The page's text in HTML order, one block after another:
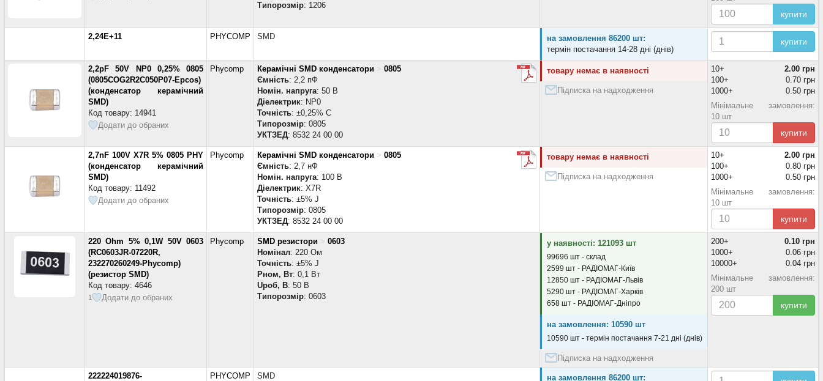
Типорозмір: 1206
купити
2,24E+11 PHYCOMP SMD
на замовлення 86200 шт:
термін постачання 14-28 дні (днів)
купити
2,2pF 50V NP0 0,25% 0805
(0805COG2R2C050P07-Epcos)
(конденсатор керамічний
SMD)
Код товару: 14941
Додати до обраних
Phycomp Керамічні SMD конденсатори > 0805
Ємність: 2,2 пФ
Номін. напруга: 50 В
Діелектрик: NP0
Точність: ±0,25% C
Типорозмір: 0805
УКТЗЕД: 8532 24 00 00
товару немає в наявності
Підписка на надходження
10+
2.00 грн
100+
0.70 грн
1000+
0.50 грн
Мінімальне замовлення:
10 шт
купити
2,7nF 100V X7R 5% 0805 PHY
(конденсатор керамічний
SMD)
Код товару: 11492
Додати до обраних
Phycomp Керамічні SMD конденсатори > 0805
Ємність: 2,7 нФ
Номін. напруга: 100 В
Діелектрик: X7R
Точність: ±5% J
Типорозмір: 0805
УКТЗЕД: 8532 24 00 00
товару немає в наявності
Підписка на надходження
10+
2.00 грн
100+
0.80 грн
1000+
0.50 грн
Мінімальне замовлення:
10 шт
купити
220 Ohm 5% 0,1W 50V 0603
(RC0603JR-07220R,
232270260249-Phycomp)
(резистор SMD)
Код товару: 4646
1 Додати до обраних
Phycomp SMD резистори > 0603
Номінал: 220 Ом
Точність: ±5% J
Pном, Вт: 0,1 Вт
Uроб, В: 50 В
Типорозмір: 0603
у наявності: 121093 шт
99696 шт - склад
2599 шт - РАДІОМАГ-Київ
12850 шт - РАДІОМАГ-Львів
5290 шт - РАДІОМАГ-Харків
658 шт - РАДІОМАГ-Дніпро
на замовлення: 10590 шт
10590 шт - термін постачання 7-21 дні (днів)
Підписка на надходження
200+
0.10 грн
1000+
0.06 грн
10000+
0.04 грн
Мінімальне замовлення:
200 шт
купити
222224019876- PHYCOMP SMD на замовлення 86200 шт: